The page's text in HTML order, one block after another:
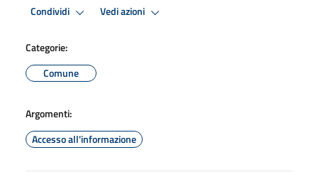
Condividi Vedi azioni
Categorie:
Comune
Argomenti:
Accesso all'informazione